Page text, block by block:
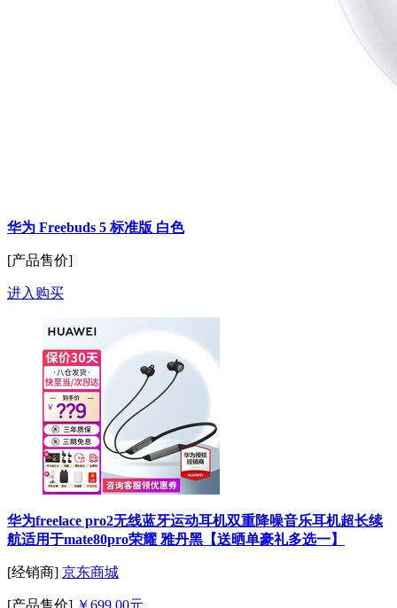
华为 Freebuds 5 标准版 白色
[产品售价]
进入购买
华为freelace pro2无线蓝牙运动耳机双重降噪音乐耳机超长续
航适用于mate80pro荣耀 雅丹黑【送晒单豪礼多选一】
[经销商] 京东商城